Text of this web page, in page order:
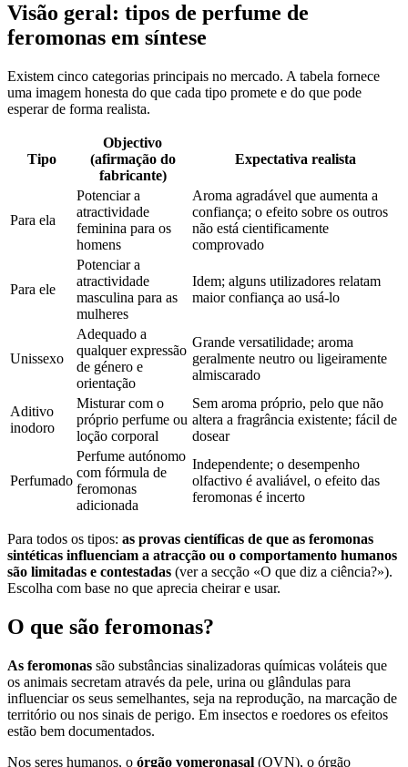
Visão geral: tipos de perfume de
feromonas em síntese
Existem cinco categorias principais no mercado. A tabela fornece
uma imagem honesta do que cada tipo promete e do que pode
esperar de forma realista.
Tipo
Objectivo
(afirmação do
fabricante)
Expectativa realista
Para ela
Potenciar a
atractividade
feminina para os
homens
Aroma agradável que aumenta a
confiança; o efeito sobre os outros
não está cientificamente
comprovado
Para ele
Potenciar a
atractividade
masculina para as
mulheres
Idem; alguns utilizadores relatam
maior confiança ao usá-lo
Unissexo
Adequado a
qualquer expressão
de género e
orientação
Grande versatilidade; aroma
geralmente neutro ou ligeiramente
almiscarado
Aditivo
inodoro
Misturar com o
próprio perfume ou
loção corporal
Sem aroma próprio, pelo que não
altera a fragrância existente; fácil de
dosear
Perfumado
Perfume autónomo
com fórmula de
feromonas
adicionada
Independente; o desempenho
olfactivo é avaliável, o efeito das
feromonas é incerto
Para todos os tipos: as provas científicas de que as feromonas
sintéticas influenciam a atracção ou o comportamento humanos
são limitadas e contestadas (ver a secção «O que diz a ciência?»).
Escolha com base no que aprecia cheirar e usar.
O que são feromonas?
As feromonas são substâncias sinalizadoras químicas voláteis que
os animais secretam através da pele, urina ou glândulas para
influenciar os seus semelhantes, seja na reprodução, na marcação de
território ou nos sinais de perigo. Em insectos e roedores os efeitos
estão bem documentados.
Nos seres humanos, o órgão vomeronasal (OVN), o órgão